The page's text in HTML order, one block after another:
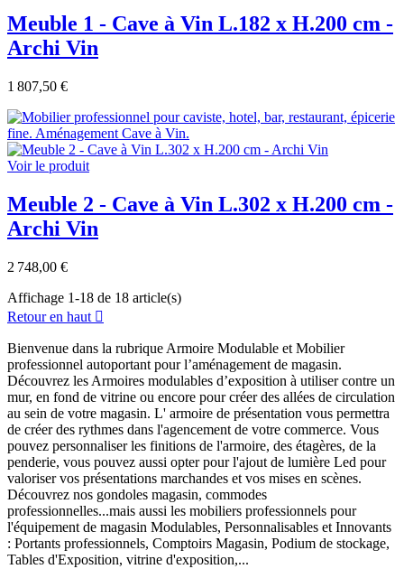
Meuble 1 - Cave à Vin L.182 x H.200 cm -
Archi Vin
1 807,50 €
Voir le produit
Meuble 2 - Cave à Vin L.302 x H.200 cm -
Archi Vin
2 748,00 €
Affichage 1-18 de 18 article(s)
Retour en haut 
Bienvenue dans la rubrique Armoire Modulable et Mobilier
professionnel autoportant pour l’aménagement de magasin.
Découvrez les Armoires modulables d’exposition à utiliser contre un
mur, en fond de vitrine ou encore pour créer des allées de circulation
au sein de votre magasin. L' armoire de présentation vous permettra
de créer des rythmes dans l'agencement de votre commerce. Vous
pouvez personnaliser les finitions de l'armoire, des étagères, de la
penderie, vous pouvez aussi opter pour l'ajout de lumière Led pour
valoriser vos présentations marchandes et vos mises en scènes.
Découvrez nos gondoles magasin, commodes
professionnelles...mais aussi les mobiliers professionnels pour
l'équipement de magasin Modulables, Personnalisables et Innovants
: Portants professionnels, Comptoirs Magasin, Podium de stockage,
Tables d'Exposition, vitrine d'exposition,...